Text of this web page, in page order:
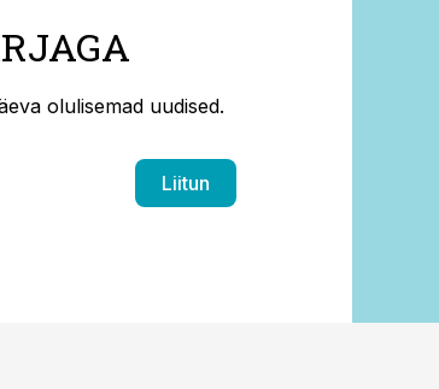
olulisemad uudised.
Liitun